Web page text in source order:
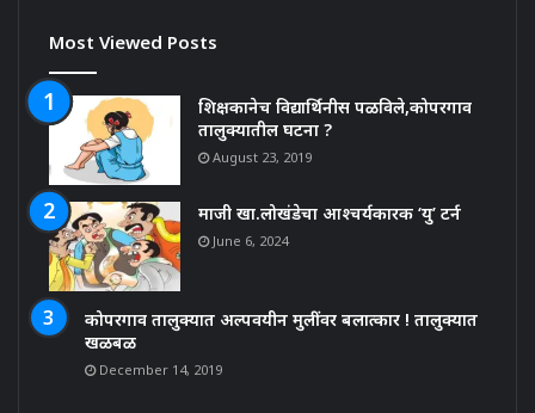
Most Viewed Posts
शिक्षकानेच विद्यार्थिनीस पळविले,कोपरगाव
तालुक्यातील घटना ?
August 23, 2019
माजी खा.लोखंडेचा आश्चर्यकारक ‘यु’ टर्न
June 6, 2024
कोपरगाव तालुक्यात अल्पवयीन मुलींवर बलात्कार ! तालुक्यात
खळबळ
December 14, 2019